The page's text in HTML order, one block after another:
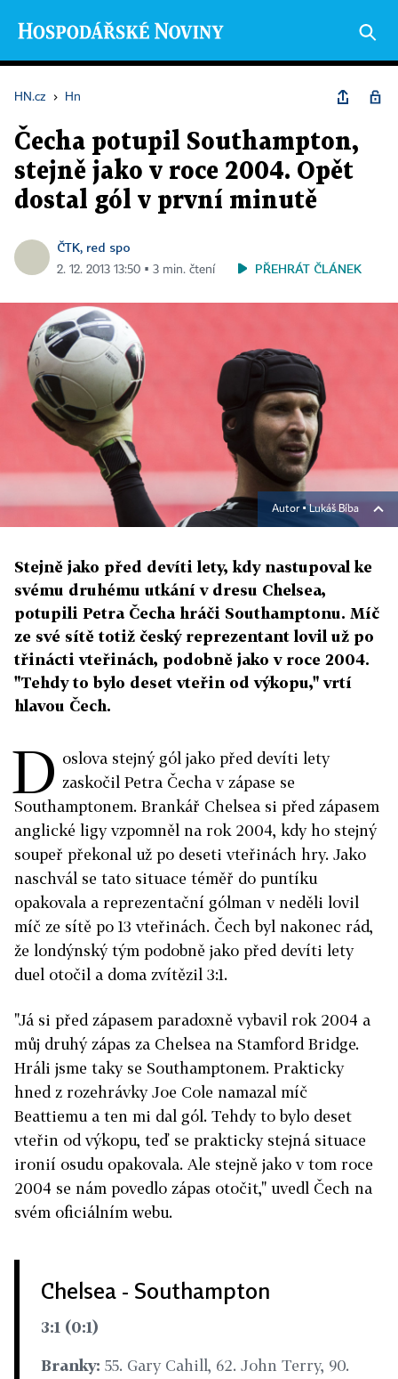
HN.cz › Hn
Čecha potupil Southampton,
stejně jako v roce 2004. Opět
dostal gól v první minutě
ČTK, red spo
2. 12. 2013 13:50 ▪ 3 min. čtení PŘEHRÁT ČLÁNEK
Autor ▪Lukáš Bíba
Stejně jako před devíti lety, kdy nastupoval ke
svému druhému utkání v dresu Chelsea,
potupili Petra Čecha hráči Southamptonu. Míč
ze své sítě totiž český reprezentant lovil už po
třinácti vteřinách, podobně jako v roce 2004.
"Tehdy to bylo deset vteřin od výkopu," vrtí
hlavou Čech.
D oslova stejný gól jako před devíti lety
zaskočil Petra Čecha v zápase se
Southamptonem. Brankář Chelsea si před zápasem
anglické ligy vzpomněl na rok 2004, kdy ho stejný
soupeř překonal už po deseti vteřinách hry. Jako
naschvál se tato situace téměř do puntíku
opakovala a reprezentační gólman v neděli lovil
míč ze sítě po 13 vteřinách. Čech byl nakonec rád,
že londýnský tým podobně jako před devíti lety
duel otočil a doma zvítězil 3:1.
"Já si před zápasem paradoxně vybavil rok 2004 a
můj druhý zápas za Chelsea na Stamford Bridge.
Hráli jsme taky se Southamptonem. Prakticky
hned z rozehrávky Joe Cole namazal míč
Beattiemu a ten mi dal gól. Tehdy to bylo deset
vteřin od výkopu, teď se prakticky stejná situace
ironií osudu opakovala. Ale stejně jako v tom roce
2004 se nám povedlo zápas otočit," uvedl Čech na
svém oficiálním webu.
Chelsea - Southampton
3:1 (0:1)
Branky: 55. Gary Cahill, 62. John Terry, 90.